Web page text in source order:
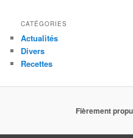
CATÉGORIES
Actualités
Divers
Recettes
Fièrement